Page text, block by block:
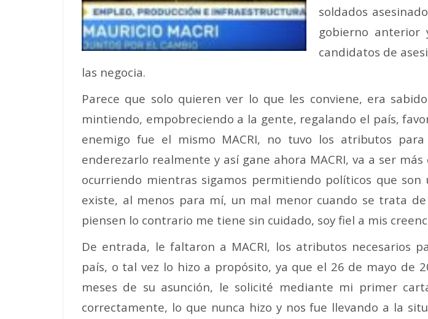
soldados
gobierno
candidatos de
las negocia.
Parece que solo quieren ver lo que les conviene, era
mintiendo, empobreciendo a la gente, regalando el país,
enemigo fue el mismo MACRI, no tuvo los atributos
enderezarlo realmente y así gane ahora MACRI, va a ser
ocurriendo mientras sigamos permitiendo políticos que
existe, al menos para mí, un mal menor cuando se trata
piensen lo contrario me tiene sin cuidado, soy fiel a mis
De entrada, le faltaron a MACRI, los atributos necesarios
país, o tal vez lo hizo a propósito, ya que el 26 de mayo de
meses de su asunción, le solicité mediante mi primer
correctamente, lo que nunca hizo y nos fue llevando a la